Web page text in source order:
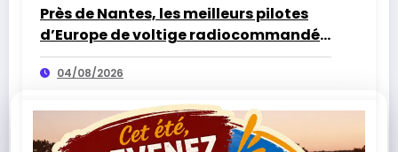
Près de Nantes, les meilleurs pilotes
d’Europe de voltige radiocommandée
attendus à Sèvremoine
04/08/2026